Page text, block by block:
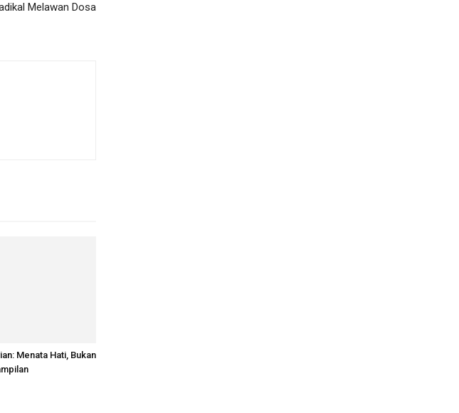
Melawan Dosa
Menata Hati, Bukan